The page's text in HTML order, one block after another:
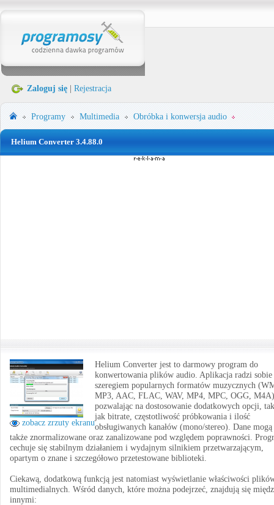
Zaloguj się Rejestracja
Programy Multimedia Obróbka i konwersja audio
Helium Converter 3.4.88.0
zobacz zrzuty ekranu
Helium Converter jest to darmowy program do
konwertowania plików audio. Aplikacja radzi sobie
szeregiem popularnych formatów muzycznych
MP3, AAC, FLAC, WAV, MP4, MPC, OGG,
pozwalając na dostosowanie dodatkowych opcji,
jak bitrate, częstotliwość próbkowania i ilość
obsługiwanych kanałów (mono/stereo). Dane
także znormalizowane oraz zanalizowane pod względem poprawności.
cechuje się stabilnym działaniem i wydajnym silnikiem przetwarzającym,
opartym o znane i szczegółowo przetestowane biblioteki.
Ciekawą, dodatkową funkcją jest natomiast wyświetlanie właściwości
multimedialnych. Wśród danych, które można podejrzeć, znajdują się
innymi: